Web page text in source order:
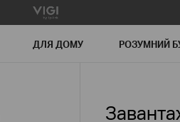
ДЛЯ ДОМУ РОЗУМНИЙ